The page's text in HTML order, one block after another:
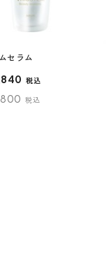
セラム
税込
税込